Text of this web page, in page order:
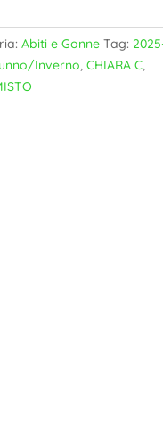
Abiti e Gonne Tag:
Inverno,CHIARA C,